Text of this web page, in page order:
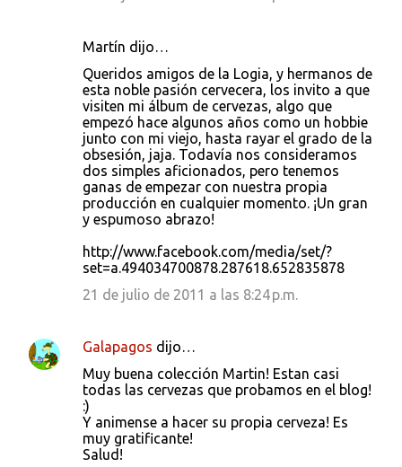
Martín dijo…
Queridos amigos de la Logia, y hermanos de
esta noble pasión cervecera, los invito a que
visiten mi álbum de cervezas, algo que
empezó hace algunos años como un hobbie
junto con mi viejo, hasta rayar el grado de la
obsesión, jaja. Todavía nos consideramos
dos simples aficionados, pero tenemos
ganas de empezar con nuestra propia
producción en cualquier momento. ¡Un gran
y espumoso abrazo!
http://www.facebook.com/media/set/?
set=a.494034700878.287618.652835878
21 de julio de 2011 a las 8:24 p.m.
Galapagos dijo…
Muy buena colección Martin! Estan casi
todas las cervezas que probamos en el blog!
:)
Y animense a hacer su propia cerveza! Es
muy gratificante!
Salud!